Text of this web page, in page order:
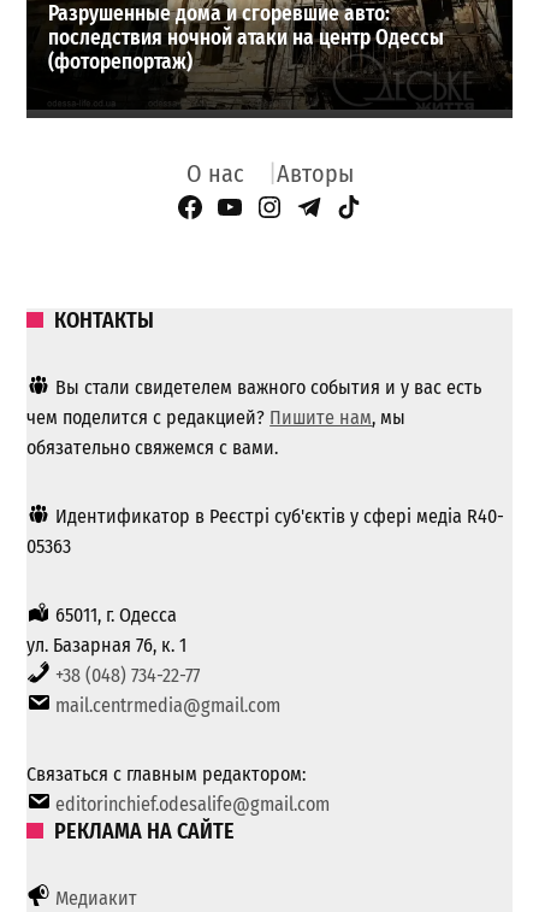
Разрушенные дома и сгоревшие авто:
последствия ночной атаки на центр Одессы
(фоторепортаж)
О нас Авторы
Facebook Page
YouTube
Instagram
Telegram
TikTok
КОНТАКТЫ
Вы стали свидетелем важного события и у вас есть
чем поделится с редакцией? Пишите нам, мы
обязательно свяжемся с вами.
Идентификатор в Реєстрі суб'єктів у сфері медіа R40-
05363
65011, г. Одесса
ул. Базарная 76, к. 1
+38 (048) 734-22-77
mail.centrmedia@gmail.com
Связаться с главным редактором:
editorinchief.odesalife@gmail.com
РЕКЛАМА НА САЙТЕ
Медиакит